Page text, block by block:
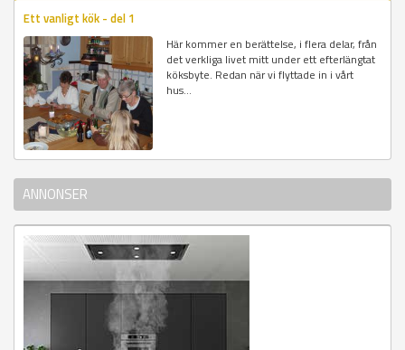
Ett vanligt kök - del 1
Här kommer en berättelse, i flera delar, från
det verkliga livet mitt under ett efterlängtat
köksbyte. Redan när vi flyttade in i vårt
hus...
ANNONSER